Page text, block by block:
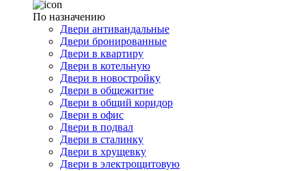
По назначению
Двери антивандальные
Двери бронированные
Двери в квартиру
Двери в котельную
Двери в новостройку
Двери в общежитие
Двери в общий коридор
Двери в офис
Двери в подвал
Двери в сталинку
Двери в хрущевку
Двери в электрощитовую